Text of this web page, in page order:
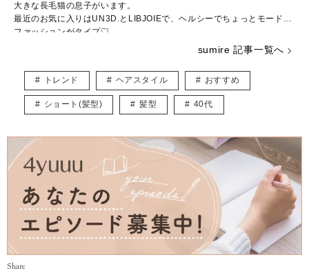
大きな長毛猫の息子がいます。
最近のお気に入りはUN3D.とLIBJOIEで、ヘルシーでちょっとモードな
ファッションがタイプ♡
普段はWEBライター兼パーソナルスタイリストとして活動中。
取り入れたコーデ術を日々研究・発信しています。
★インスタ
https://www.instagram.com/_sumirey__/
★ブログ
sumire 記事一覧へ
トレンド ヘアスタイル おすすめ
ショート(髪型) 髪型 40代
Share